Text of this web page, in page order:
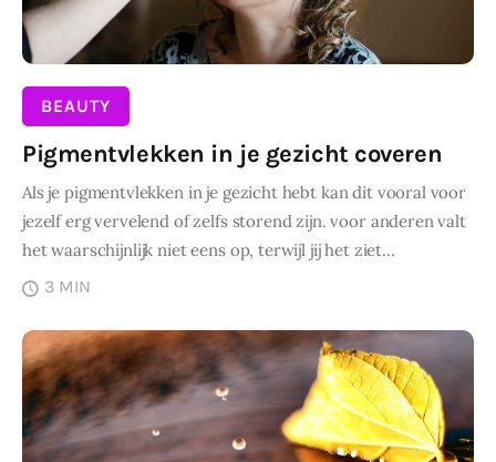
BEAUTY
Pigmentvlekken in je gezicht coveren
Als je pigmentvlekken in je gezicht hebt kan dit vooral voor
jezelf erg vervelend of zelfs storend zijn. voor anderen valt
het waarschijnlijk niet eens op, terwijl jij het ziet…
3 MIN
DELEN